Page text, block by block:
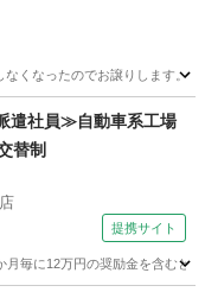
くなったのでお譲りします。
遣社員≫自動車系工場
替制
提携サイト
毎に12万円の奨励金を含む